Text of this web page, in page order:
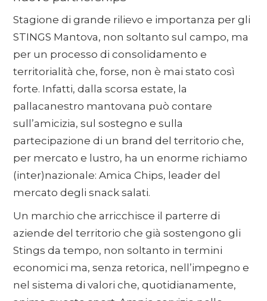
Stagione di grande rilievo e importanza per gli
STINGS Mantova, non soltanto sul campo, ma
per un processo di consolidamento e
territorialità che, forse, non è mai stato così
forte. Infatti, dalla scorsa estate, la
pallacanestro mantovana può contare
sull’amicizia, sul sostegno e sulla
partecipazione di un brand del territorio che,
per mercato e lustro, ha un enorme richiamo
(inter)nazionale: Amica Chips, leader del
mercato degli snack salati.
Un marchio che arricchisce il parterre di
aziende del territorio che già sostengono gli
Stings da tempo, non soltanto in termini
economici ma, senza retorica, nell’impegno e
nel sistema di valori che, quotidianamente,